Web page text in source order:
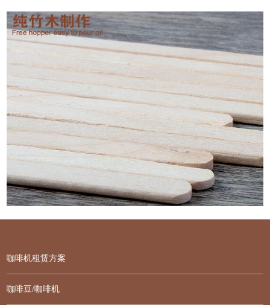
咖啡机租赁方案
咖啡豆/咖啡机